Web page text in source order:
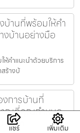
บ้านที่พร้อมให้คำ
บ้านอย่างมือ
ห้คำแนะนำด้วยบริการ
ร้างบ้
การบ้านที่
าณที่คุณกำหนด
แชร์ เพิ่มเติม